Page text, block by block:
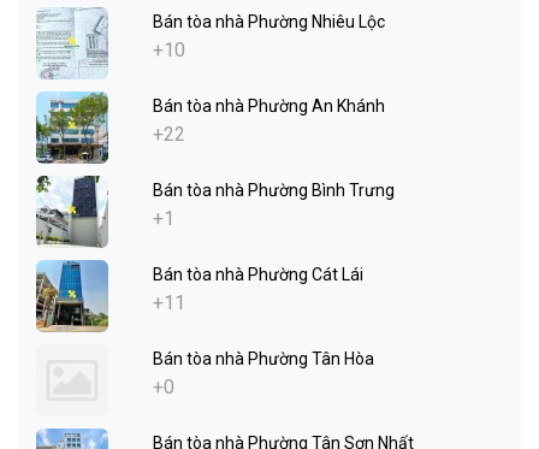
Bán tòa nhà Phường Nhiêu Lộc
+10
Bán tòa nhà Phường An Khánh
+22
Bán tòa nhà Phường Bình Trưng
+1
Bán tòa nhà Phường Cát Lái
+11
Bán tòa nhà Phường Tân Hòa
+0
Bán tòa nhà Phường Tân Sơn Nhất